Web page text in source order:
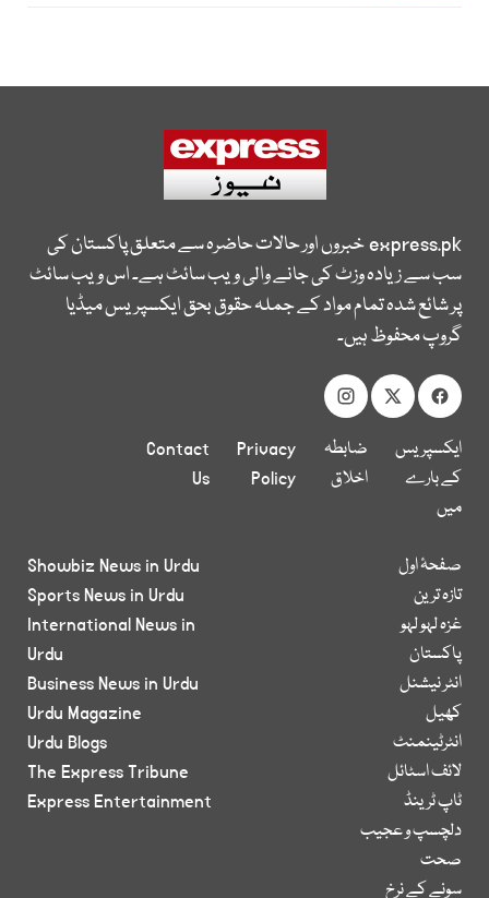
express.pkخبروں اور حالات حاضرہ سے متعلق پاکستان کی
سب سے زیادہ وزٹ کی جانے والی ویب سائٹ ہے۔ اس ویب سائٹ
پر شائع شدہ تمام مواد کے جملہ حقوق بحق ایکسپریس میڈیا
گروپ محفوظ ہیں۔
ایکسپریس
کے بارے
میں
ضابطہ
اخلاق
Privacy
Policy
Contact
Us
صفحۂ اول
تازہ ترین
غزہ لہو لہو
پاکستان
انٹر نیشنل
کھیل
انٹرٹینمنٹ
لائف اسٹائل
ٹاپ ٹرینڈ
دلچسپ و عجیب
صحت
سونے کے نرخ
Showbiz News in Urdu
Sports News in Urdu
International News in
Urdu
Business News in Urdu
Urdu Magazine
Urdu Blogs
The Express Tribune
Express Entertainment